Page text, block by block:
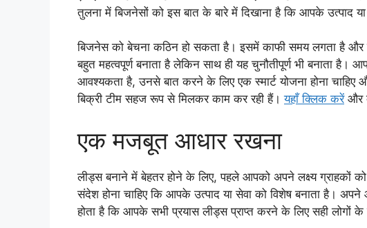
तुलना में बिजनेसों को इस बात के बारे में दिखाना है कि आपके उत्पाद
बिजनेस को बेचना कठिन हो सकता है। इसमें काफी समय लगता है और
बहुत महत्वपूर्ण बनाता है लेकिन साथ ही यह चुनौतीपूर्ण भी बनाता है।
आवश्यकता है, उनसे बात करने के लिए एक स्मार्ट योजना होना
बिक्री टीम सहज रूप से मिलकर काम कर रही हैं।यहाँ क्लिक करेंऔर
एक मजबूत आधार रखना
लीड्स बनाने में बेहतर होने के लिए, पहले आपको अपने लक्ष्य
संदेश होना चाहिए कि आपके उत्पाद या सेवा को विशेष बनाता है।
होता है कि आपके सभी प्रयास लीड्स प्राप्त करने के लिए सही लोगों